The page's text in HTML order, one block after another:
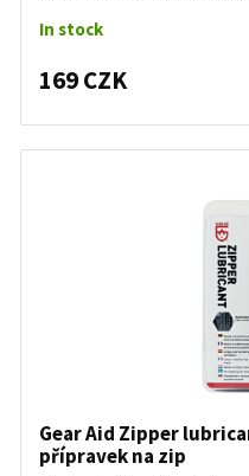
In stock
169 CZK
Gear Aid Zipper
přípravek na zip